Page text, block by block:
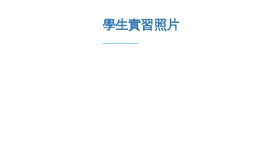
學生實習照片